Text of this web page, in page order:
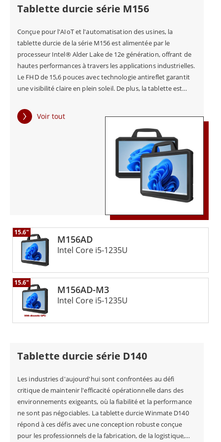
progresser, Winmate reste à la pointe de la fourniture
de nouvelles solutions pour les industries robustes.
Tablette durcie série M156
Conçue pour l'AIoT et l'automatisation des usines, la
tablette durcie de la série M156 est alimentée par le
processeur Intel® Alder Lake de 12e génération, offrant de
hautes performances à travers les applications industrielles.
Le FHD de 15,6 pouces avec technologie antireflet garantit
une visibilité claire en plein soleil. De plus, la tablette est
certification MIL-STD-810H garantissant sa durabilité. Dotée
d'un port USB Type-C qui prend en charge le mode PD 3.0 et
ALT, ainsi que d'un port Giga LAN intégré pour une mise en
réseau rapide, de deux batteries remplaçables à chaud, de la
prise en charge WiFi-6E et d'une connectivité WWAN 5G en
option, la série M156 améliore l'efficacité et la fluidité des
opérations dans les environnements industriels exigeants.
Voir tout
M156AD
15.6"
Intel Core i5-1235U
M156AD-M3
15.6"
Intel Core i5-1235U
Tablette durcie série D140
Les industries d'aujourd'hui sont confrontées au défi
critique de maintenir l'efficacité opérationnelle dans des
environnements exigeants, où la fiabilité et la performance
ne sont pas négociables. La tablette durcie Winmate D140
répond à ces défis avec une conception robuste conçue
pour les professionnels de la fabrication, de la logistique,